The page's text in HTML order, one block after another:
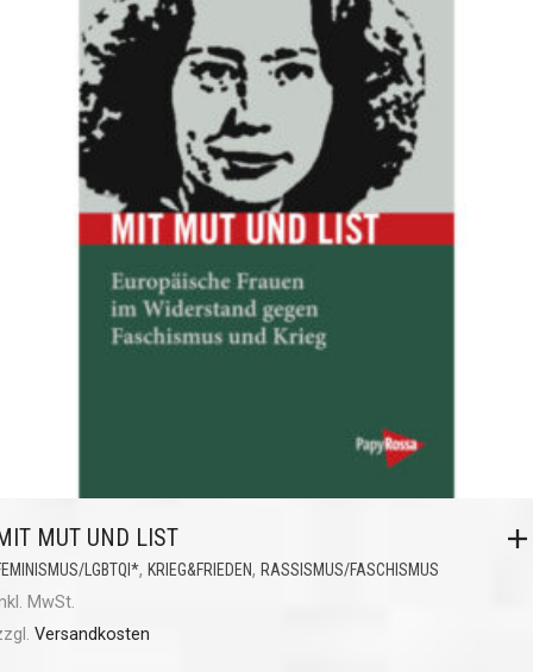
MUT UND LIST
LGBTQI*, KRIEG&FRIEDEN, RASSISMUS/FASCHISMUS
MwSt.
Versandkosten